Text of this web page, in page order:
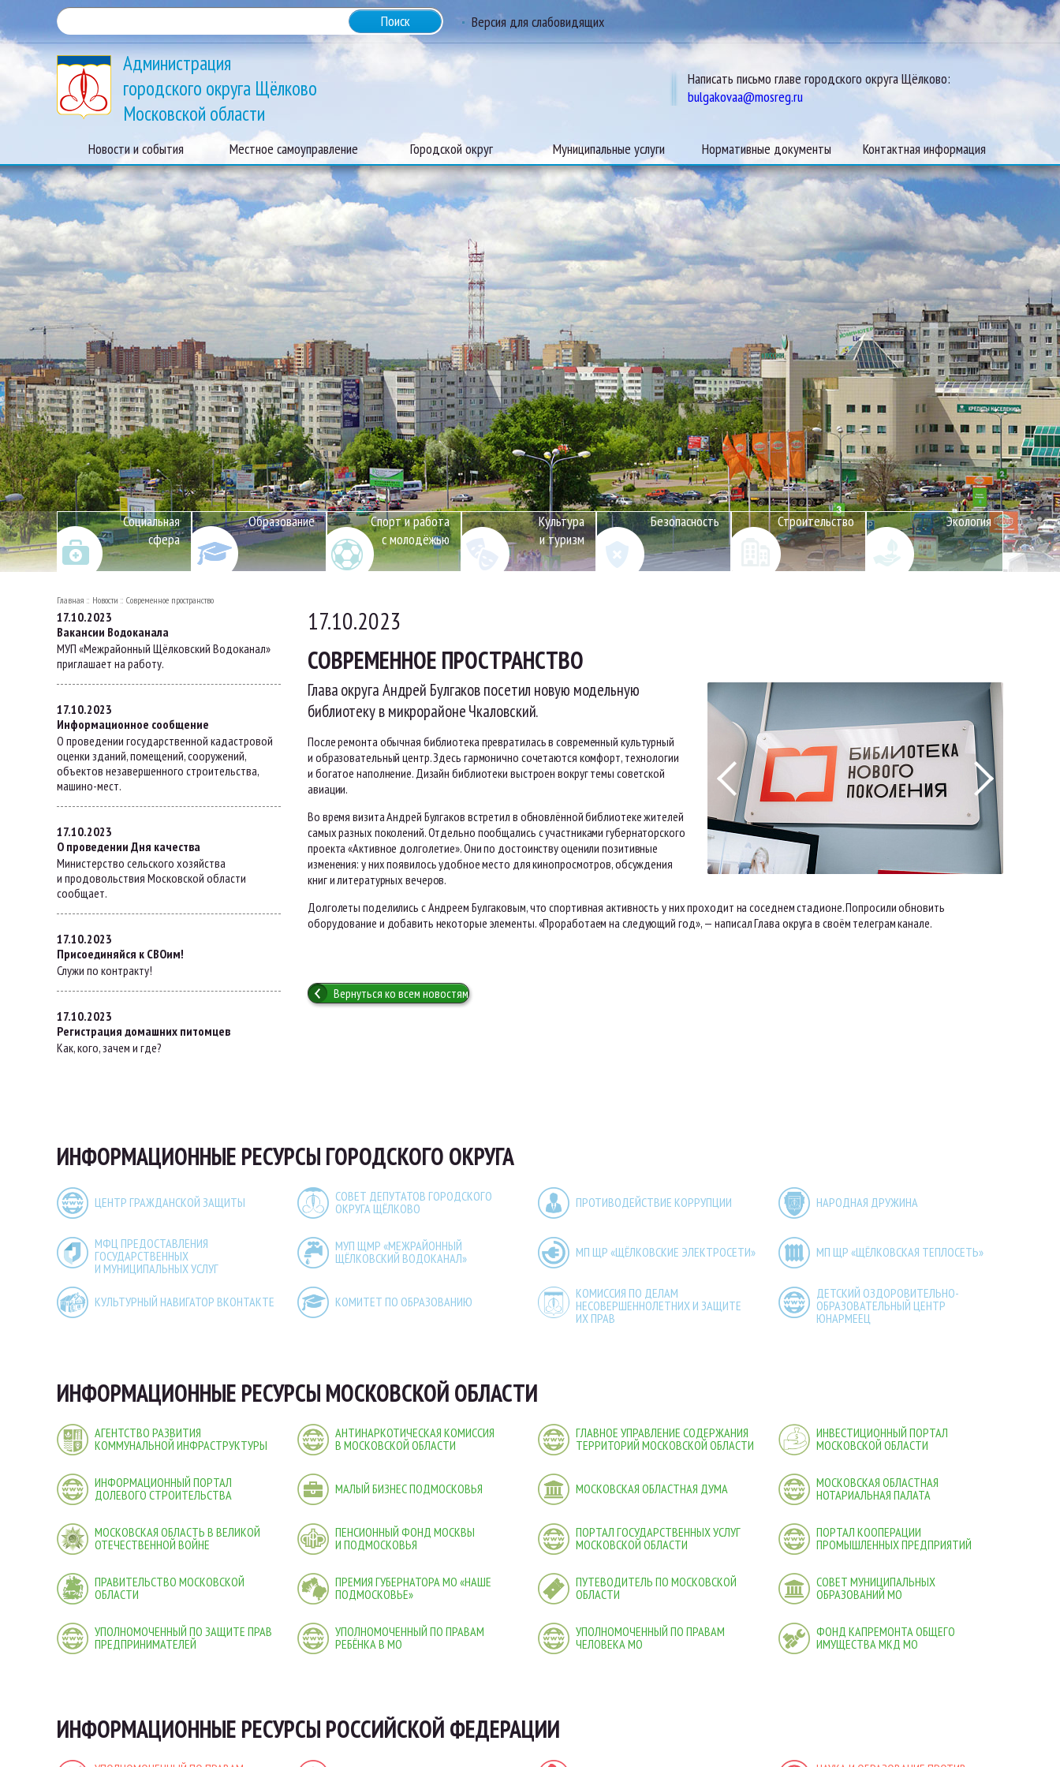
Версия для слабовидящих
Администрация
городского округа Щёлково
Московской области
Написать письмо главе городского округа Щёлково:
bulgakovaa@mosreg.ru
Новости и события Местное самоуправление Городской округ Муниципальные услуги Нормативные документы Контактная информация
Социальная
сфера
Образование
Спорт и работа
с молодёжью
Культура
и туризм
Безопасность Строительство Экология
Главная Новости Современное пространство
17.10.2023
Вакансии Водоканала
МУП «Межрайонный Щёлковский Водоканал»
приглашает на работу.
17.10.2023
Информационное сообщение
О проведении государственной кадастровой
оценки зданий, помещений, сооружений,
объектов незавершенного строительства,
машино-мест.
17.10.2023
О проведении Дня качества
Министерство сельского хозяйства
и продовольствия Московской области
сообщает.
17.10.2023
Присоединяйся к СВОим!
Служи по контракту!
17.10.2023
Регистрация домашних питомцев
Как, кого, зачем и где?
17.10.2023
СОВРЕМЕННОЕ ПРОСТРАНСТВО
Глава округа Андрей Булгаков посетил новую модельную
библиотеку в микрорайоне Чкаловский.
После ремонта обычная библиотека превратилась в современный культурный
и образовательный центр. Здесь гармонично сочетаются комфорт, технологии
и богатое наполнение. Дизайн библиотеки выстроен вокруг темы советской
авиации.
Во время визита Андрей Булгаков встретил в обновлённой библиотеке жителей
самых разных поколений. Отдельно пообщались с участниками губернаторского
проекта «Активное долголетие». Они по достоинству оценили позитивные
изменения: у них появилось удобное место для кинопросмотров, обсуждения
книг и литературных вечеров.
Долголеты поделились с Андреем Булгаковым, что спортивная активность у них проходит на соседнем стадионе. Попросили обновить
оборудование и добавить некоторые элементы. «Проработаем на следующий год», — написал Глава округа в своём телеграм канале.
Вернуться ко всем новостям
ИНФОРМАЦИОННЫЕ РЕСУРСЫ ГОРОДСКОГО ОКРУГА
ЦЕНТР ГРАЖДАНСКОЙ ЗАЩИТЫ
СОВЕТ ДЕПУТАТОВ ГОРОДСКОГО
ОКРУГА ЩЁЛКОВО
ПРОТИВОДЕЙСТВИЕ КОРРУПЦИИ НАРОДНАЯ ДРУЖИНА
МФЦ ПРЕДОСТАВЛЕНИЯ
ГОСУДАРСТВЕННЫХ
И МУНИЦИПАЛЬНЫХ УСЛУГ
МУП ЩМР «МЕЖРАЙОННЫЙ
ЩЁЛКОВСКИЙ ВОДОКАНАЛ»
МП ЩР «ЩЁЛКОВСКИЕ ЭЛЕКТРОСЕТИ» МП ЩР «ЩЁЛКОВСКАЯ ТЕПЛОСЕТЬ»
КУЛЬТУРНЫЙ НАВИГАТОР ВКОНТАКТЕ КОМИТЕТ ПО ОБРАЗОВАНИЮ
КОМИССИЯ ПО ДЕЛАМ
НЕСОВЕРШЕННОЛЕТНИХ И ЗАЩИТЕ
ИХ ПРАВ
ДЕТСКИЙ ОЗДОРОВИТЕЛЬНО-
ОБРАЗОВАТЕЛЬНЫЙ ЦЕНТР
ЮНАРМЕЕЦ
ИНФОРМАЦИОННЫЕ РЕСУРСЫ МОСКОВСКОЙ ОБЛАСТИ
АГЕНТСТВО РАЗВИТИЯ
КОММУНАЛЬНОЙ ИНФРАСТРУКТУРЫ
АНТИНАРКОТИЧЕСКАЯ КОМИССИЯ
В МОСКОВСКОЙ ОБЛАСТИ
ГЛАВНОЕ УПРАВЛЕНИЕ СОДЕРЖАНИЯ
ТЕРРИТОРИЙ МОСКОВСКОЙ ОБЛАСТИ
ИНВЕСТИЦИОННЫЙ ПОРТАЛ
МОСКОВСКОЙ ОБЛАСТИ
ИНФОРМАЦИОННЫЙ ПОРТАЛ
ДОЛЕВОГО СТРОИТЕЛЬСТВА
МАЛЫЙ БИЗНЕС ПОДМОСКОВЬЯ МОСКОВСКАЯ ОБЛАСТНАЯ ДУМА
МОСКОВСКАЯ ОБЛАСТНАЯ
НОТАРИАЛЬНАЯ ПАЛАТА
МОСКОВСКАЯ ОБЛАСТЬ В ВЕЛИКОЙ
ОТЕЧЕСТВЕННОЙ ВОЙНЕ
ПЕНСИОННЫЙ ФОНД МОСКВЫ
И ПОДМОСКОВЬЯ
ПОРТАЛ ГОСУДАРСТВЕННЫХ УСЛУГ
МОСКОВСКОЙ ОБЛАСТИ
ПОРТАЛ КООПЕРАЦИИ
ПРОМЫШЛЕННЫХ ПРЕДПРИЯТИЙ
ПРАВИТЕЛЬСТВО МОСКОВСКОЙ
ОБЛАСТИ
ПРЕМИЯ ГУБЕРНАТОРА МО «НАШЕ
ПОДМОСКОВЬЕ»
ПУТЕВОДИТЕЛЬ ПО МОСКОВСКОЙ
ОБЛАСТИ
СОВЕТ МУНИЦИПАЛЬНЫХ
ОБРАЗОВАНИЙ МО
УПОЛНОМОЧЕННЫЙ ПО ЗАЩИТЕ ПРАВ
ПРЕДПРИНИМАТЕЛЕЙ
УПОЛНОМОЧЕННЫЙ ПО ПРАВАМ
РЕБЁНКА В МО
УПОЛНОМОЧЕННЫЙ ПО ПРАВАМ
ЧЕЛОВЕКА МО
ФОНД КАПРЕМОНТА ОБЩЕГО
ИМУЩЕСТВА МКД МО
ИНФОРМАЦИОННЫЕ РЕСУРСЫ РОССИЙСКОЙ ФЕДЕРАЦИИ